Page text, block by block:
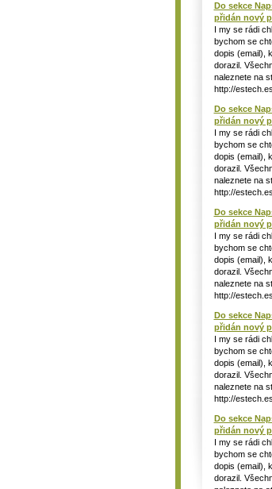
Do sekce
přidán nový
I my se rádi
bychom se
dopis (email),
dorazil.
naleznete na
http://
Do sekce
přidán nový
I my se rádi
bychom se
dopis (email),
dorazil.
naleznete na
http://
Do sekce
přidán nový
I my se rádi
bychom se
dopis (email),
dorazil.
naleznete na
http://
Do sekce
přidán nový
I my se rádi
bychom se
dopis (email),
dorazil.
naleznete na
http://
Do sekce
přidán nový
I my se rádi
bychom se
dopis (email),
dorazil.